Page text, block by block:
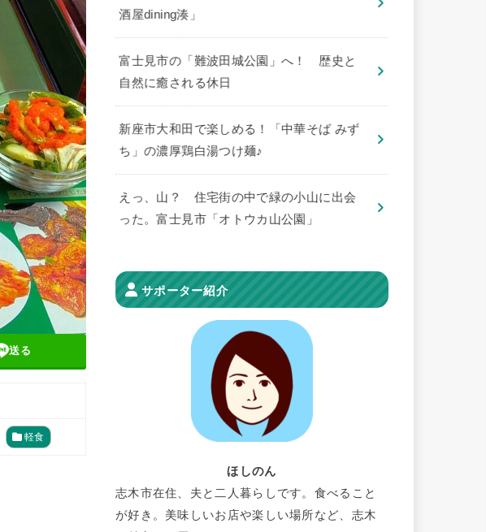
送る
軽食
酒屋dining湊」
​富士見市の「難波田城公園」へ！ 歴史と
自然に癒される休日
新座市大和田で楽しめる！「中華そば みず
ち」の濃厚鶏白湯つけ麺♪
えっ、山？ 住宅街の中で緑の小山に出会
った。富士見市「オトウカ山公園」
サポーター紹介
ほしのん
志木市在住、夫と二人暮らしです。食べること
が好き。美味しいお店や楽しい場所など、志木